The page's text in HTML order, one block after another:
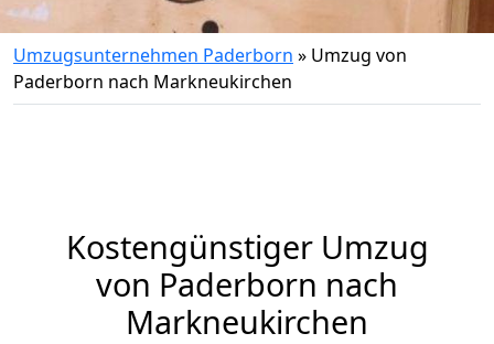
Umzugsunternehmen Paderborn » Umzug von
Paderborn nach Markneukirchen
Kostengünstiger Umzug
von Paderborn nach
Markneukirchen